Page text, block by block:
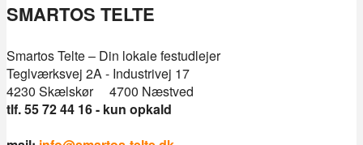
SMARTOS TELTE
Smartos Telte – Din lokale festudlejer
Teglværksvej 2A - Industrivej 17
4230 Skælskør 4700 Næstved
tlf. 55 72 44 16 - kun opkald